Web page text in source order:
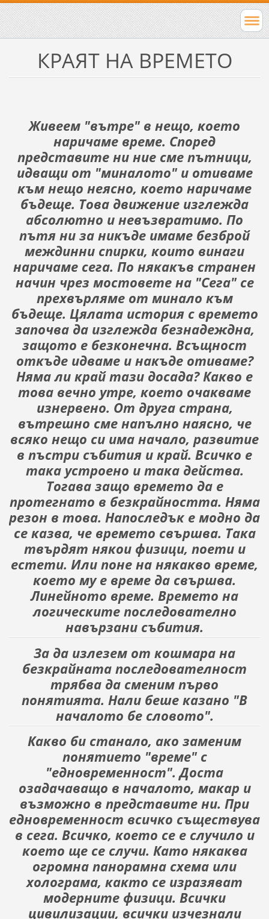
КРАЯТ НА ВРЕМЕТО
Живеем "вътре" в нещо, което
наричаме време. Според
представите ни ние сме пътници,
идващи от "миналото" и отиваме
към нещо неясно, което наричаме
бъдеще. Това движение изглежда
абсолютно и невъзвратимо. По
пътя ни за никъде имаме безброй
междинни спирки, които винаги
наричаме сега. По някакъв странен
начин чрез мостовете на "Сега" се
прехвърляме от минало към
бъдеще. Цялата история с времето
започва да изглежда безнадеждна,
защото е безконечна. Всъщност
откъде идваме и накъде отиваме?
Няма ли край тази досада? Какво е
това вечно утре, което очакваме
изнервено. От друга страна,
вътрешно сме напълно наясно, че
всяко нещо си има начало, развитие
в пъстри събития и край. Всичко е
така устроено и така действа.
Тогава защо времето да е
протегнато в безкрайността. Няма
резон в това. Напоследък е модно да
се казва, че времето свършва. Така
твърдят някои физици, поети и
естети. Или поне на някакво време,
което му е време да свършва.
Линейното време. Времето на
логическите последователно
навързани събития.
За да излезем от кошмара на
безкрайната последователност
трябва да сменим първо
понятията. Нали беше казано "В
началото бе словото".
Какво би станало, ако заменим
понятието "време" с
"едновременност". Доста
озадачаващо в началото, макар и
възможно в представите ни. При
едновременност всичко съществува
в сега. Всичко, което се е случило и
което ще се случи. Като някаква
огромна панорамна схема или
холограма, както се изразяват
модерните физици. Всички
цивилизации, всички изчезнали